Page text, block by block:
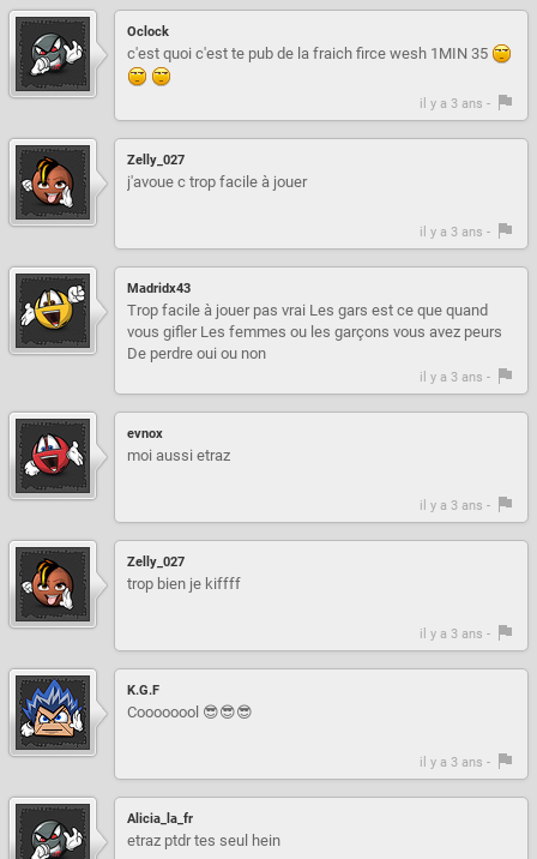
Oclock
c'est quoi c'est te pub de la fraich firce wesh 1MIN 35
il y a 3 ans -
Zelly_027
j'avoue c trop facile à jouer
il y a 3 ans -
Madridx43
Trop facile à jouer pas vrai Les gars est ce que quand
vous gifler Les femmes ou les garçons vous avez peurs
De perdre oui ou non
il y a 3 ans -
evnox
moi aussi etraz
il y a 3 ans -
Zelly_027
trop bien je kiffff
il y a 3 ans -
K.G.F
Coooooool 😎😎😎
il y a 3 ans -
Alicia_la_fr
etraz ptdr tes seul hein